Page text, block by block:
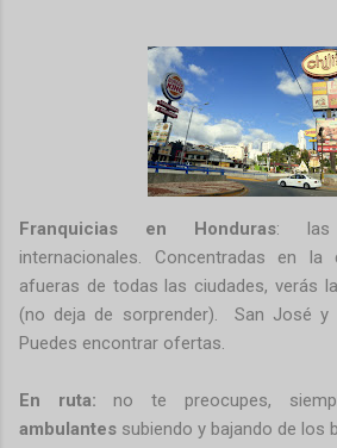
Franquicias en Honduras: las
internacionales. Concentradas en
afueras de todas las ciudades, verás
(no deja de sorprender). San José y
Puedes encontrar ofertas.
En ruta:no te preocupes,
ambulantes subiendo y bajando de los